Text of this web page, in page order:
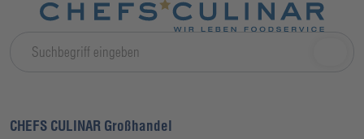
CHEFS CULINAR Großhandel